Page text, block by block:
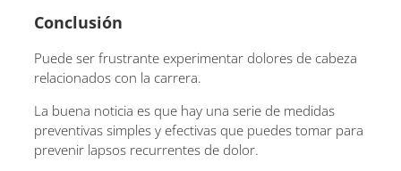
Conclusión
Puede ser frustrante experimentar dolores de cabeza
relacionados con la carrera.
La buena noticia es que hay una serie de medidas
preventivas simples y efectivas que puedes tomar para
prevenir lapsos recurrentes de dolor.